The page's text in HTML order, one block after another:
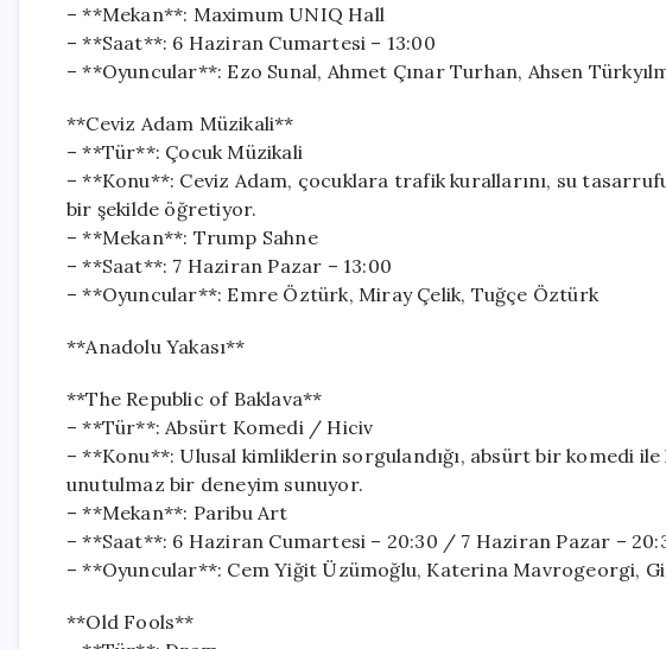
– **Mekan**: Maximum UNIQ Hall
– **Saat**: 6 Haziran Cumartesi – 13:00
– **Oyuncular**: Ezo Sunal, Ahmet Çınar Turhan, Ahsen
**Ceviz Adam Müzikali**
– **Tür**: Çocuk Müzikali
– **Konu**: Ceviz Adam, çocuklara trafik kurallarını, su
bir şekilde öğretiyor.
– **Mekan**: Trump Sahne
– **Saat**: 7 Haziran Pazar – 13:00
– **Oyuncular**: Emre Öztürk, Miray Çelik, Tuğçe Öztürk
**Anadolu Yakası**
**The Republic of Baklava**
– **Tür**: Absürt Komedi / Hiciv
– **Konu**: Ulusal kimliklerin sorgulandığı, absürt bir komedi
unutulmaz bir deneyim sunuyor.
– **Mekan**: Paribu Art
– **Saat**: 6 Haziran Cumartesi – 20:30 / 7 Haziran Pazar –
– **Oyuncular**: Cem Yiğit Üzümoğlu, Katerina Mavrogeorgi,
**Old Fools**